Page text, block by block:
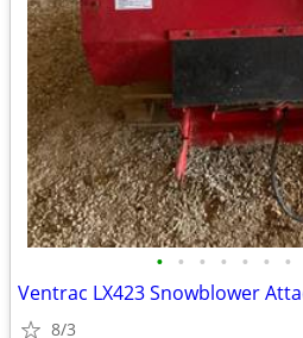
• • • • • • •
Ventrac LX423 Snowblower
8/3